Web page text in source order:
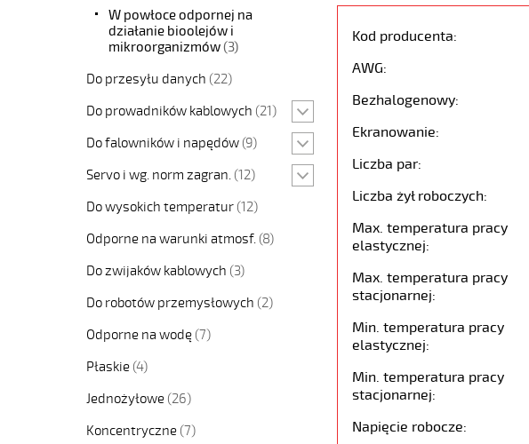
W powłoce odpornej na
działanie bioolejów i
mikroorganizmów(3)
Do przesyłu danych (22)
Do prowadników kablowych (21)
Do falowników i napędów (9)
Servo i wg. norm zagran. (12)
Do wysokich temperatur (12)
Odporne na warunki atmosf. (8)
Do zwijaków kablowych (3)
Do robotów przemysłowych (2)
Odporne na wodę (7)
Płaskie (4)
Jednożyłowe (26)
Koncentryczne (7)
Kod producenta:
AWG:
Bezhalogenowy:
Ekranowanie:
Liczba par:
Liczba żył roboczych:
Max. temperatura pracy
elastycznej:
Max. temperatura pracy
stacjonarnej:
Min. temperatura pracy
elastycznej:
Min. temperatura pracy
stacjonarnej:
Napięcie robocze: